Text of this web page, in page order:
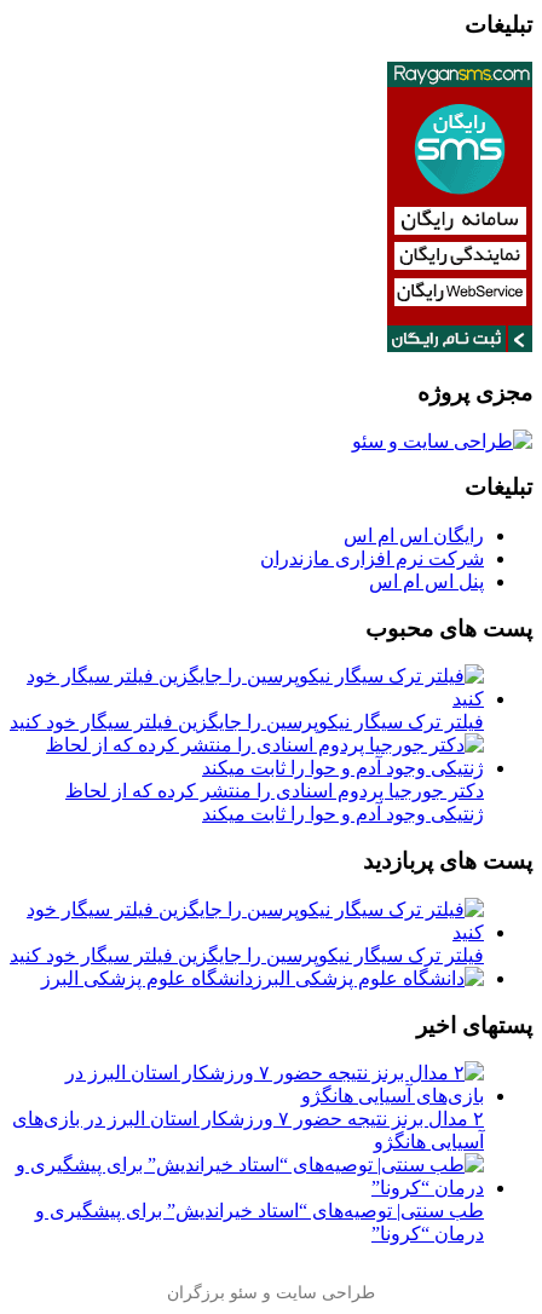
تبلیغات
مجزی پروژه
تبلیغات
رایگان اس ام اس
شرکت نرم افزاری مازندران
پنل اس ام اس
پست های محبوب
فیلتر ترک سیگار نیکوپرسین را جایگزین فیلتر سیگار خود کنید
دکتر جورجیا پردوم اسنادی را منتشر کرده که از لحاظ
ژنتیکی وجود آدم و حوا را ثابت میکند
پست های پربازدید
فیلتر ترک سیگار نیکوپرسین را جایگزین فیلتر سیگار خود کنید
دانشگاه علوم پزشکی البرز
پستهای اخیر
۲ مدال برنز نتیجه حضور ۷ ورزشکار استان البرز در بازی‌های
آسیایی هانگژو
طب سنتی| توصیه‌‌های “استاد خیراندیش” برای پیشگیری و
درمان “کرونا”